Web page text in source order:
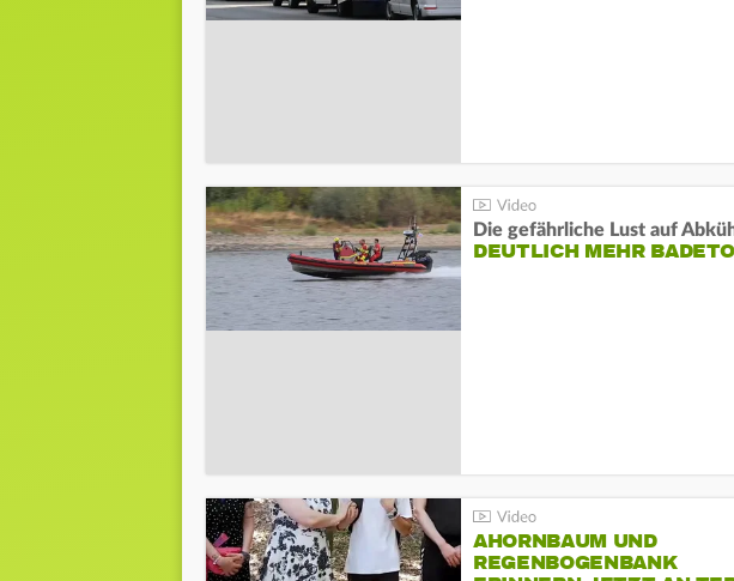
Die gefährliche Lust auf
DEUTLICH MEHR
AHORNBAUM UND
REGENBOGENBANK